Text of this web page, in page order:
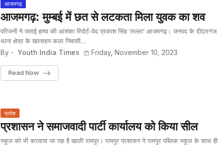
आजमगढ़
आजमगढ़: मुम्बई में छत से लटकता मिला युवक का शव
परिजनों ने जताई हत्या की आशंका रिपोर्ट-वेद प्रकाश सिंह ‘लल्ला’ आजमगढ़। जनपद के दीदारगंज
थाना क्षेत्र के खरसहन कला निवासी…
By - Youth India Times Friday, November 10, 2023
Read Now
प्रदेश
प्रशासन ने समाजवादी पार्टी कार्यालय को किया सील
स्कूल को भी करवाया जा रहा है खाली रामपुर। रामपुर प्रशासन ने रामपुर पब्लिक स्कूल के साथ ही